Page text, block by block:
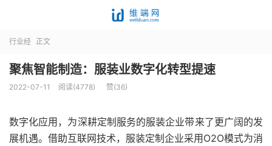
行业经 正文
聚焦智能制造：服装业数字化转型提速
2022-07-11 阅读(4778) 赞(36)
数字化应用，为深耕定制服务的服装企业带来了更广阔的发
展机遇。借助互联网技术，服装定制企业采用O2O模式为消